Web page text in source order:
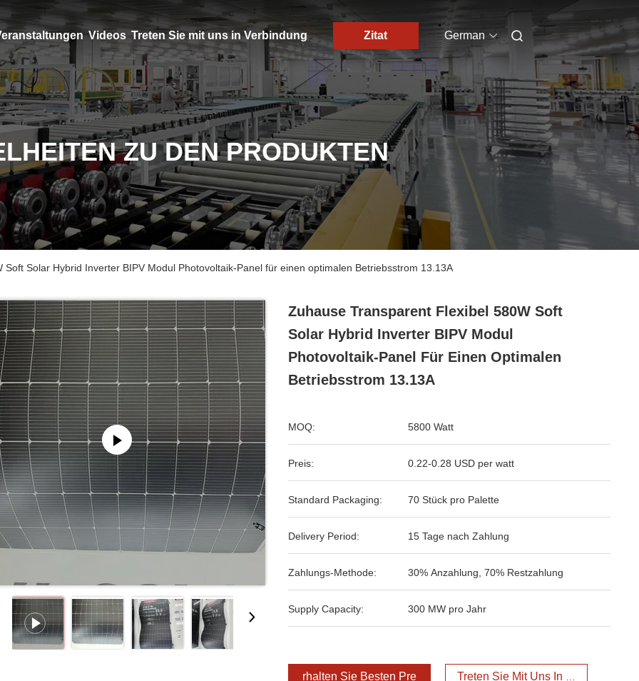
Videos Treten Sie mit uns in Verbindung Zitat German
ZU DEN PRODUKTEN
Solar Hybrid Inverter BIPV Modul Photovoltaik-Panel für einen optimalen Betriebsstrom 13.13A
Zuhause Transparent Flexibel 580W Soft
Solar Hybrid Inverter BIPV Modul
Photovoltaik-Panel Für Einen Optimalen
Betriebsstrom 13.13A
MOQ: 5800 Watt
Preis: 0.22-0.28 USD per watt
Standard Packaging: 70 Stück pro Palette
Delivery Period: 15 Tage nach Zahlung
Zahlungs-Methode: 30% Anzahlung, 70% Restzahlung
Supply Capacity: 300 MW pro Jahr
Erhalten Sie Besten Preis Treten Sie Mit Uns In Verbindung